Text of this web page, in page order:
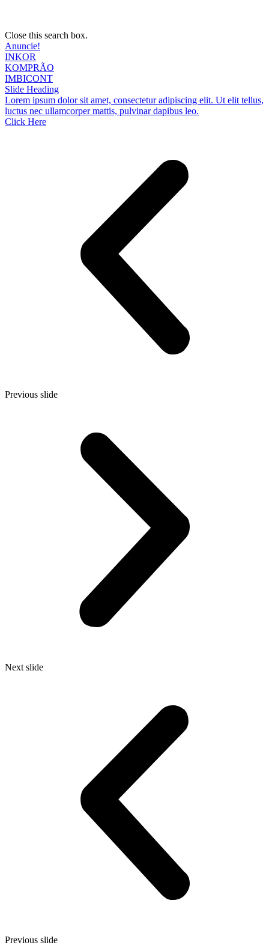
Close this search box.
Anuncie!
INKOR
KOMPRÃO
IMBICONT
Slide Heading
Lorem ipsum dolor sit amet, consectetur adipiscing elit. Ut elit tellus,
luctus nec ullamcorper mattis, pulvinar dapibus leo.
Click Here
Previous slide
Next slide
Previous slide